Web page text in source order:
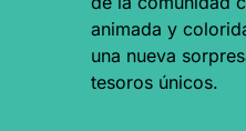
animada y
una nueva
tesoros únicos.